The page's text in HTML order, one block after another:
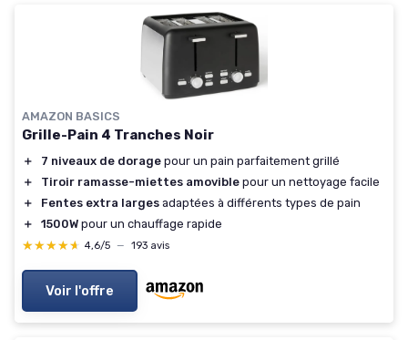
AMAZON BASICS
Grille-Pain 4 Tranches Noir
＋ 7 niveaux de dorage pour un pain parfaitement grillé
＋
Tiroir ramasse-miettes amovible pour un nettoyage facile
＋
Fentes extra larges adaptées à différents types de pain
＋
1500W pour un chauffage rapide
★★★★★
★★★★★ 4,6/5 — 193 avis
Voir l'offre